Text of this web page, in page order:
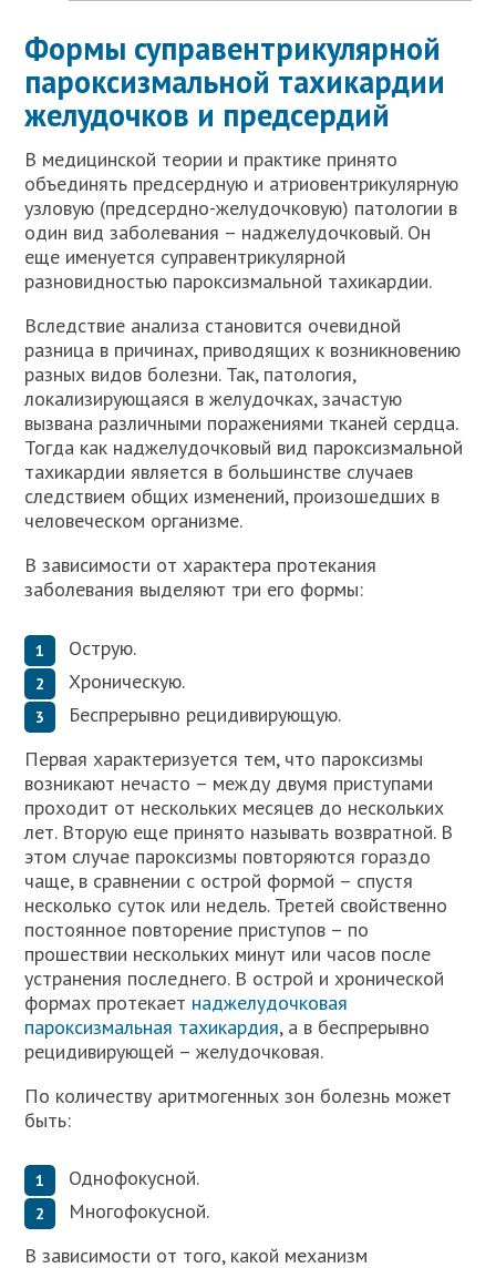
Формы суправентрикулярной
пароксизмальной тахикардии
желудочков и предсердий
В медицинской теории и практике принято
объединять предсердную и атриовентрикулярную
узловую (предсердно-желудочковую) патологии в
один вид заболевания – наджелудочковый. Он
еще именуется суправентрикулярной
разновидностью пароксизмальной тахикардии.
Вследствие анализа становится очевидной
разница в причинах, приводящих к возникновению
разных видов болезни. Так, патология,
локализирующаяся в желудочках, зачастую
вызвана различными поражениями тканей сердца.
Тогда как наджелудочковый вид пароксизмальной
тахикардии является в большинстве случаев
следствием общих изменений, произошедших в
человеческом организме.
В зависимости от характера протекания
заболевания выделяют три его формы:
Острую.
Хроническую.
Беспрерывно рецидивирующую.
Первая характеризуется тем, что пароксизмы
возникают нечасто – между двумя приступами
проходит от нескольких месяцев до нескольких
лет. Вторую еще принято называть возвратной. В
этом случае пароксизмы повторяются гораздо
чаще, в сравнении с острой формой – спустя
несколько суток или недель. Третей свойственно
постоянное повторение приступов – по
прошествии нескольких минут или часов после
устранения последнего. В острой и хронической
формах протекает наджелудочковая
пароксизмальная тахикардия, а в беспрерывно
рецидивирующей – желудочковая.
По количеству аритмогенных зон болезнь может
быть:
Однофокусной.
Многофокусной.
В зависимости от того, какой механизм